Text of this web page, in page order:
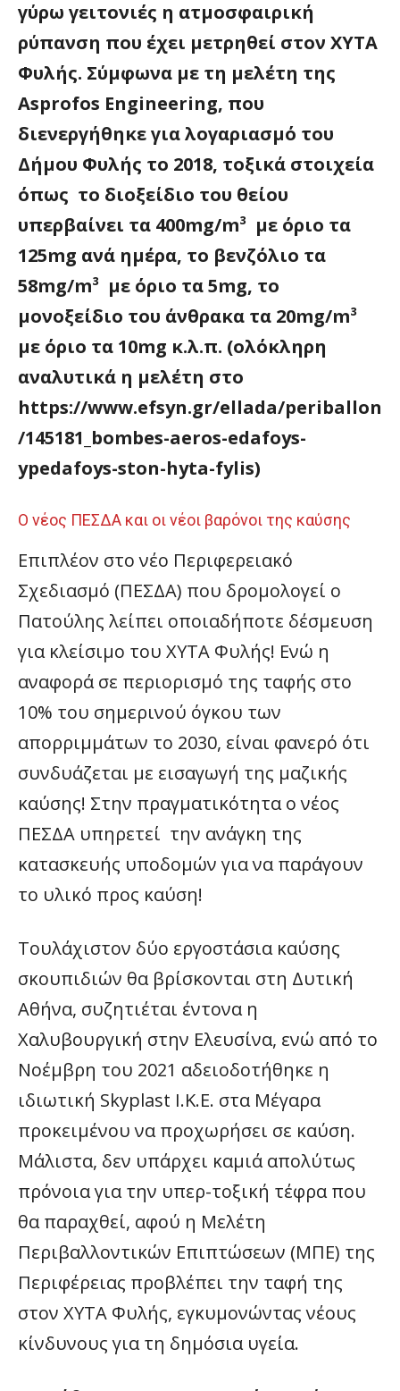
γύρω γειτονιές η ατμοσφαιρική
ρύπανση που έχει μετρηθεί στον ΧΥΤΑ
Φυλής. Σύμφωνα με τη μελέτη της
Asprofos Engineering, που
διενεργήθηκε για λογαριασμό του
Δήμου Φυλής το 2018, τoξικά στοιχεία
όπως το διοξείδιο του θείου
υπερβαίνει τα 400mg/m³ με όριο τα
125mg ανά ημέρα, το βενζόλιο τα
58mg/m³ με όριο τα 5mg, το
μονοξείδιο του άνθρακα τα 20mg/m³
με όριο τα 10mg κ.λ.π. (ολόκληρη
αναλυτικά η μελέτη στο
https://www.efsyn.gr/ellada/periballon
/145181_bombes-aeros-edafoys-
ypedafoys-ston-hyta-fylis)
Ο νέος ΠΕΣΔΑ και οι νέοι βαρόνοι της καύσης
Επιπλέον στο νέο Περιφερειακό
Σχεδιασμό (ΠΕΣΔΑ) που δρομολογεί ο
Πατούλης λείπει οποιαδήποτε δέσμευση
για κλείσιμο του ΧΥΤΑ Φυλής! Ενώ η
αναφορά σε περιορισμό της ταφής στο
10% του σημερινού όγκου των
απορριμμάτων το 2030, είναι φανερό ότι
συνδυάζεται με εισαγωγή της μαζικής
καύσης! Στην πραγματικότητα ο νέος
ΠΕΣΔΑ υπηρετεί την ανάγκη της
κατασκευής υποδομών για να παράγουν
το υλικό προς καύση!
Τουλάχιστον δύο εργοστάσια καύσης
σκουπιδιών θα βρίσκονται στη Δυτική
Αθήνα, συζητιέται έντονα η
Χαλυβουργική στην Ελευσίνα, ενώ από το
Νοέμβρη του 2021 αδειοδοτήθηκε η
ιδιωτική Skyplast I.K.E. στα Μέγαρα
προκειμένου να προχωρήσει σε καύση.
Μάλιστα, δεν υπάρχει καμιά απολύτως
πρόνοια για την υπερ-τοξική τέφρα που
θα παραχθεί, αφού η Μελέτη
Περιβαλλοντικών Επιπτώσεων (ΜΠΕ) της
Περιφέρειας προβλέπει την ταφή της
στον ΧΥΤΑ Φυλής, εγκυμονώντας νέους
κίνδυνους για τη δημόσια υγεία.